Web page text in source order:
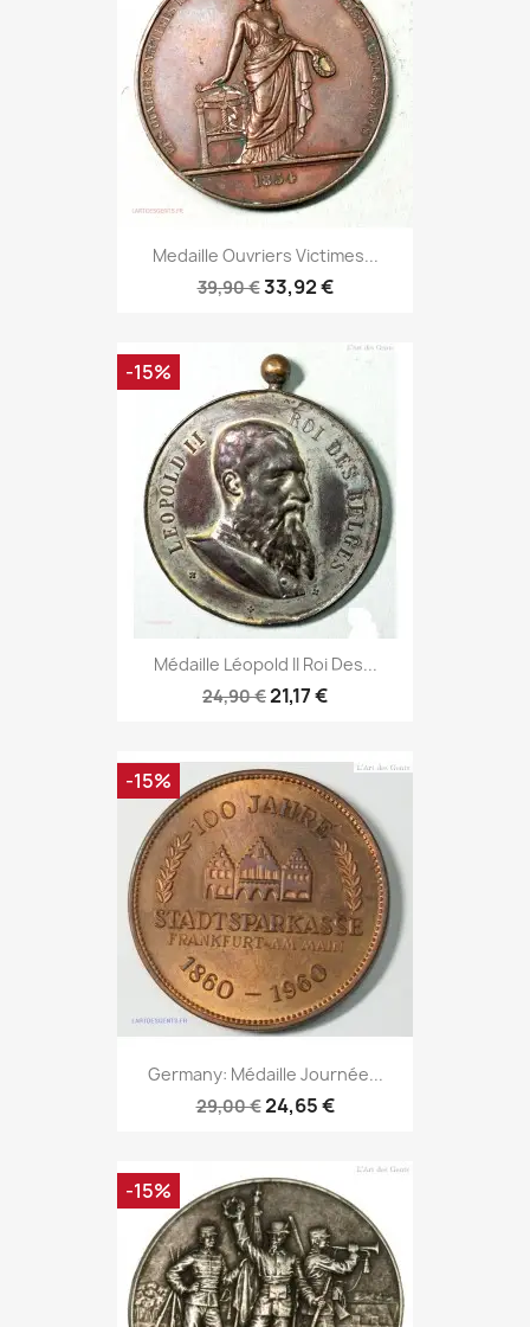
Medaille Ouvriers Victimes...
39,90 €33,92 €
Médaille Léopold II Roi Des...
24,90 €21,17 €
-15%
Germany: Médaille Journée...
29,00 €24,65 €
-15%
-15%